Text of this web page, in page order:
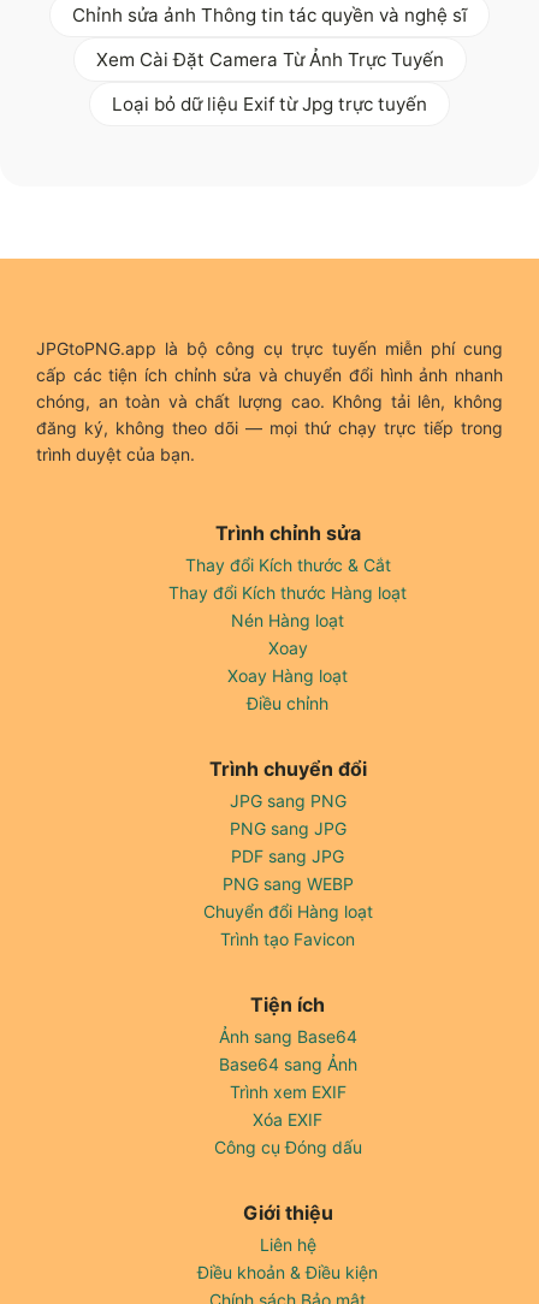
Chỉnh sửa ảnh Thông tin tác quyền và nghệ sĩ
Xem Cài Đặt Camera Từ Ảnh Trực Tuyến
Loại bỏ dữ liệu Exif từ Jpg trực tuyến
JPGtoPNG.app là bộ công cụ trực tuyến miễn phí cung
cấp các tiện ích chỉnh sửa và chuyển đổi hình ảnh nhanh
chóng, an toàn và chất lượng cao. Không tải lên, không
đăng ký, không theo dõi — mọi thứ chạy trực tiếp trong
trình duyệt của bạn.
Trình chỉnh sửa
Thay đổi Kích thước & Cắt
Thay đổi Kích thước Hàng loạt
Nén Hàng loạt
Xoay
Xoay Hàng loạt
Điều chỉnh
Trình chuyển đổi
JPG sang PNG
PNG sang JPG
PDF sang JPG
PNG sang WEBP
Chuyển đổi Hàng loạt
Trình tạo Favicon
Tiện ích
Ảnh sang Base64
Base64 sang Ảnh
Trình xem EXIF
Xóa EXIF
Công cụ Đóng dấu
Giới thiệu
Liên hệ
Điều khoản & Điều kiện
Chính sách Bảo mật